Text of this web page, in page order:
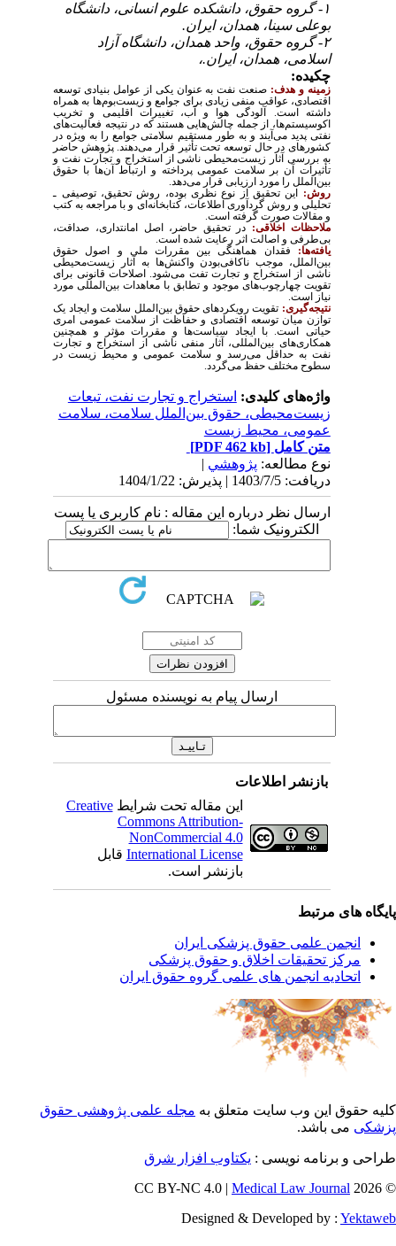
۱- گروه حقوق، دانشکده علوم انسانی، دانشگاه
بوعلی سینا، همدان، ایران.
۲- گروه حقوق، واحد همدان، دانشگاه آزاد
اسلامی، همدان، ایران.،
چکیده:
زمینه و هدف: صنعت نفت به عنوان یکی از عوامل بنیادی توسعه
اقتصادی، عواقب منفی زیادی برای جوامع و زیست‌بوم‌ها به همراه
داشته است. آلودگی هوا و آب، تغییرات اقلیمی و تخریب
اکوسیستم‌ها، از جمله چالش‌هایی هستند که در نتیجه فعالیت‌های
نفتی پدید می‌آیند و به طور مستقیم سلامتی جوامع را به ویژه در
کشورهای در حال توسعه تحت تأثیر قرار می‌دهند. پژوهش حاضر
به بررسی آثار زیست‌محیطی ناشی از استخراج و تجارت نفت و
تأثیرات آن بر سلامت عمومی پرداخته و ارتباط آن‌ها با حقوق
بین‌الملل را مورد ارزیابی قرار می‌دهد.
روش:این تحقیق از نوع نظری بوده، روش تحقیق، توصیفی ـ
تحلیلی و روش گردآوری اطلاعات، کتابخانه‌ای و با مراجعه به کتب
و مقالات صورت گرفته است.
ملاحظات اخلاقی: در تحقیق حاضر، اصل امانتداری، صداقت،
بی‌طرفی و اصالت اثر رعایت شده است.
یافته‌ها:
فقدان هماهنگی بین مقررات ملی و اصول حقوق
بین‌الملل، موجب ناکافی‌بودن واکنش‌ها به آثار زیست‌محیطی
ناشی از استخراج و تجارت تفت می‌شود. اصلاحات قانونی برای
تقویت چهارچوب‌های موجود و تطابق با معاهدات بین‌المللی مورد
نیاز است.
نتیجه‌گیری: تقویت رویکردهای حقوق بین‌الملل سلامت و ایجاد یک
توازن میان توسعه اقتصادی و حفاظت از سلامت عمومی امری
حیاتی است. با ایجاد سیاست‌ها و مقررات مؤثر و همچنین
همکاری‌های بین‌المللی، آثار منفی ناشی از استخراج و تجارت
نفت به حداقل می‌رسد و سلامت عمومی و محیط‌ زیست در
سطوح مختلف حفظ می‌گردد.
واژه‌های کلیدی:استخراج و تجارت نفت، تبعات
زیست‌محیطی، حقوق بین‌الملل سلامت، سلامت
عمومی، محیط زیست
متن کامل[PDF 462 kb]
نوع مطالعه:پژوهشي|
دریافت: 1403/7/5 | پذیرش: 1404/1/22
ارسال نظر درباره این مقاله : نام کاربری یا پست
الکترونیک شما:
ارسال پیام به نویسنده مسئول
بازنشر اطلاعات
این مقاله تحت شرایطCreative
Commons Attribution-
NonCommercial 4.0
International Licenseقابل
بازنشر است.
های مرتبط
انجمن علمی حقوق پزشکی ایران
مرکز تحقیقات اخلاق و حقوق پزشکی
اتحادیه انجمن های علمی گروه حقوق ایران
حقوق این وب سایت متعلق بهمجله علمی پژوهشی حقوق
می باشد.
و برنامه نویسی : یکتاوب افزار شرق
©
Medical Law Journal
Designed & Developed by :